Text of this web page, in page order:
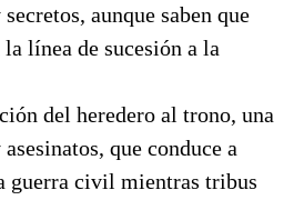
aunque saben que
línea de sucesión a la
del heredero al trono, una
que conduce a
guerra civil mientras tribus